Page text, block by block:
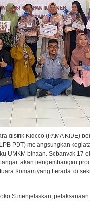
distrik Kideco (PAMA KIDE)
PDT) melangsungkan
UMKM binaan. Sebanyak 17
akan pengembangan
Komam yang berada di
S menjelaskan,